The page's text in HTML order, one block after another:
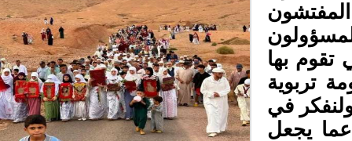
تقوم بها
تربوية
في
يجعل